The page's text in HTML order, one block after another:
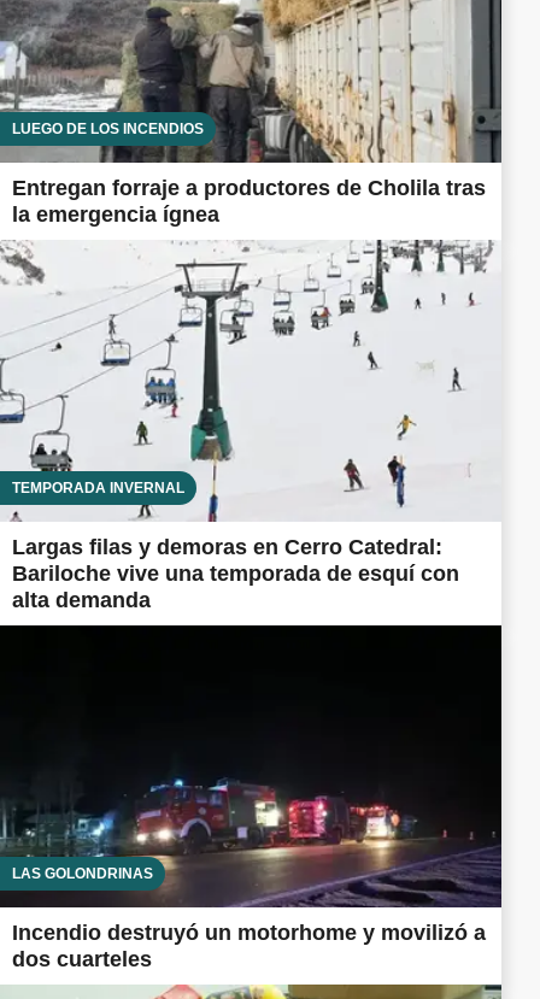
LUEGO DE LOS INCENDIOS
Entregan forraje a productores de Cholila tras
la emergencia ígnea
TEMPORADA INVERNAL
Largas filas y demoras en Cerro Catedral:
Bariloche vive una temporada de esquí con
alta demanda
LAS GOLONDRINAS
Incendio destruyó un motorhome y movilizó a
dos cuarteles